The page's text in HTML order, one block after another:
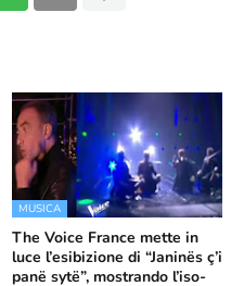
MUSICA
The Voice France mette in
luce l’esibizione di “Janinës ç’i
panë sytë”, mostrando l’iso-